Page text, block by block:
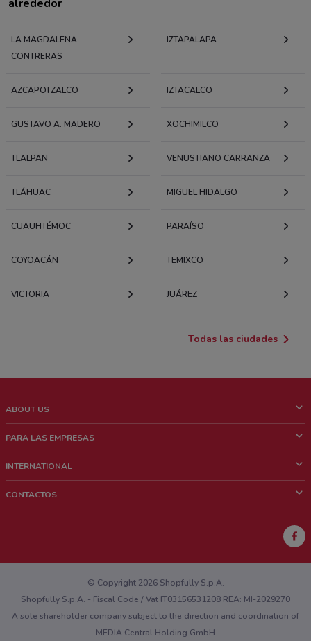
alrededor
LA MAGDALENA
CONTRERAS
IZTAPALAPA
AZCAPOTZALCO IZTACALCO
GUSTAVO A. MADERO XOCHIMILCO
TLALPAN VENUSTIANO CARRANZA
TLÁHUAC MIGUEL HIDALGO
CUAUHTÉMOC PARAÍSO
COYOACÁN TEMIXCO
VICTORIA JUÁREZ
Todas las ciudades
ABOUT US
¿Quiénes Somos?
Trabaja con nosotros
PARA LAS EMPRESAS
Contacto comercial
INTERNATIONAL
CONTACTOS
¿Encontraste un problema en la web o en la aplicación?
© Copyright 2026 Shopfully S.p.A.
Shopfully S.p.A. - Fiscal Code / Vat IT03156531208 REA: MI-2029270
A sole shareholder company subject to the direction and coordination of
MEDIA Central Holding GmbH